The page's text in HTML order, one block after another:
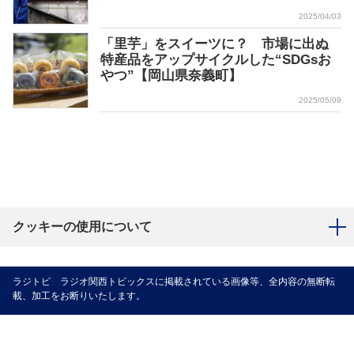
2025/04/03
「里芋」をスイーツに？ 市場に出ぬ
特産品をアップサイクルした“SDGsお
やつ”【岡山県奈義町】
2025/05/09
クッキーの使用について
ラジトピ ラジオ関西トピックスに掲載されている画像等、全内容の無断転
載、加工をお断りいたします。